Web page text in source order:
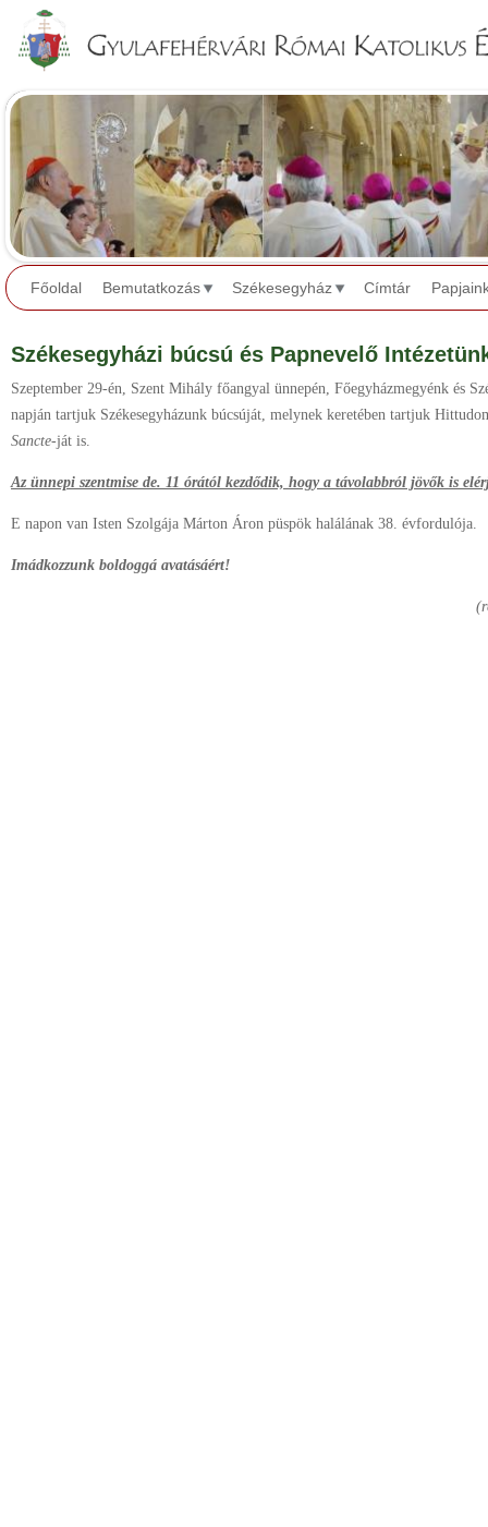
Főoldal Bemutatkozás Székesegyház Címtár
Székesegyházi búcsú és Papnevelő
Szeptember 29-én, Szent Mihály főangyal ünnepén, Főegyházmegyénk és
napján tartjuk Székesegyházunk búcsúját, melynek keretében tartjuk
Sancte-ját is.
Az ünnepi szentmise de. 11 órától kezdődik, hogy a távolabbról jövők is
E napon van Isten Szolgája Márton Áron püspök halálának 38. évfordulója.
Imádkozzunk boldoggá avatásáért!